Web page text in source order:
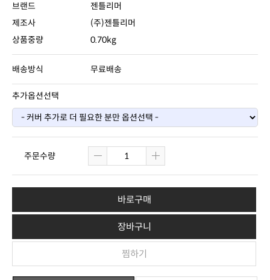
브랜드
젠틀리머
제조사
(주)젠틀리머
상품중량
0.70kg
배송방식 무료배송
추가옵션선택
주문수량
바로구매
장바구니
찜하기